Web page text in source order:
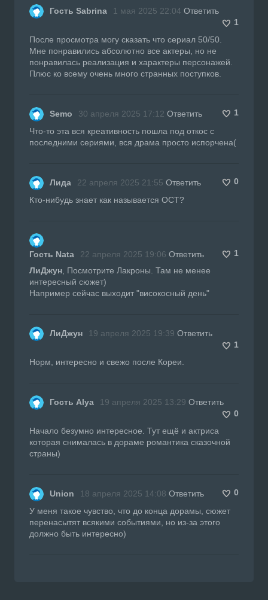
Гость Sabrina 1 мая 2025 22:04 Ответить
1
После просмотра могу сказать что сериал 50/50.
Мне понравились абсолютно все актеры, но не
понравилась реализация и характеры персонажей.
Плюс ко всему очень много странных поступков.
Semo 30 апреля 2025 17:12 Ответить
1
Что-то эта вся креативность пошла под откос с
последними сериями, вся драма просто испорчена(
Лида 22 апреля 2025 21:55 Ответить
0
Кто-нибудь знает как называется ОСТ?
Гость Nata 22 апреля 2025 19:06 Ответить
1
ЛиДжун , Посмотрите Лакроны. Там не менее
интересный сюжет)
Например сейчас выходит "високосный день"
ЛиДжун 19 апреля 2025 19:39 Ответить
1
Норм, интересно и свежо после Кореи.
Гость Alya 19 апреля 2025 13:29 Ответить
0
Начало безумно интересное. Тут ещё и актриса
которая снималась в дораме романтика сказочной
страны)
Union 18 апреля 2025 14:08 Ответить
0
У меня такое чувство, что до конца дорамы, сюжет
перенасытят всякими событиями, но из-за этого
должно быть интересно)